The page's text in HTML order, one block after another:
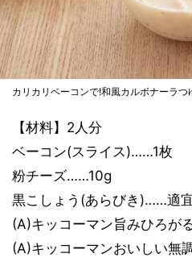
カリカリベーコンで!和風カルボナーラつ
【材料】2人分
ベーコン(スライス)……1枚
粉チーズ……10g
黒こしょう(あらびき)……適
(A)キッコーマン旨みひろ
(A)キッコーマンおいしい無